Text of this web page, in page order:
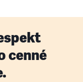
cenné